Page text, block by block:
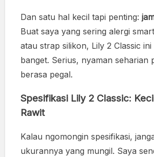
Dan satu hal kecil tapi penting:
Buat saya yang sering alergi
atau strap silikon, Lily 2 Classic ini
banget. Serius, nyaman seharian
berasa pegal.
Spesifikasi Lily 2 Classic:
Rawit
Kalau ngomongin spesifikasi,
ukurannya yang mungil. Saya